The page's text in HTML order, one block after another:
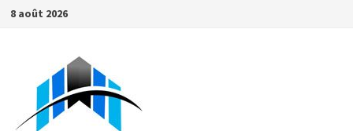
Passer
8 août 2026